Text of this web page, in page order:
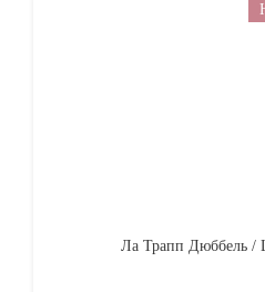
Ла Трапп Дюббель /